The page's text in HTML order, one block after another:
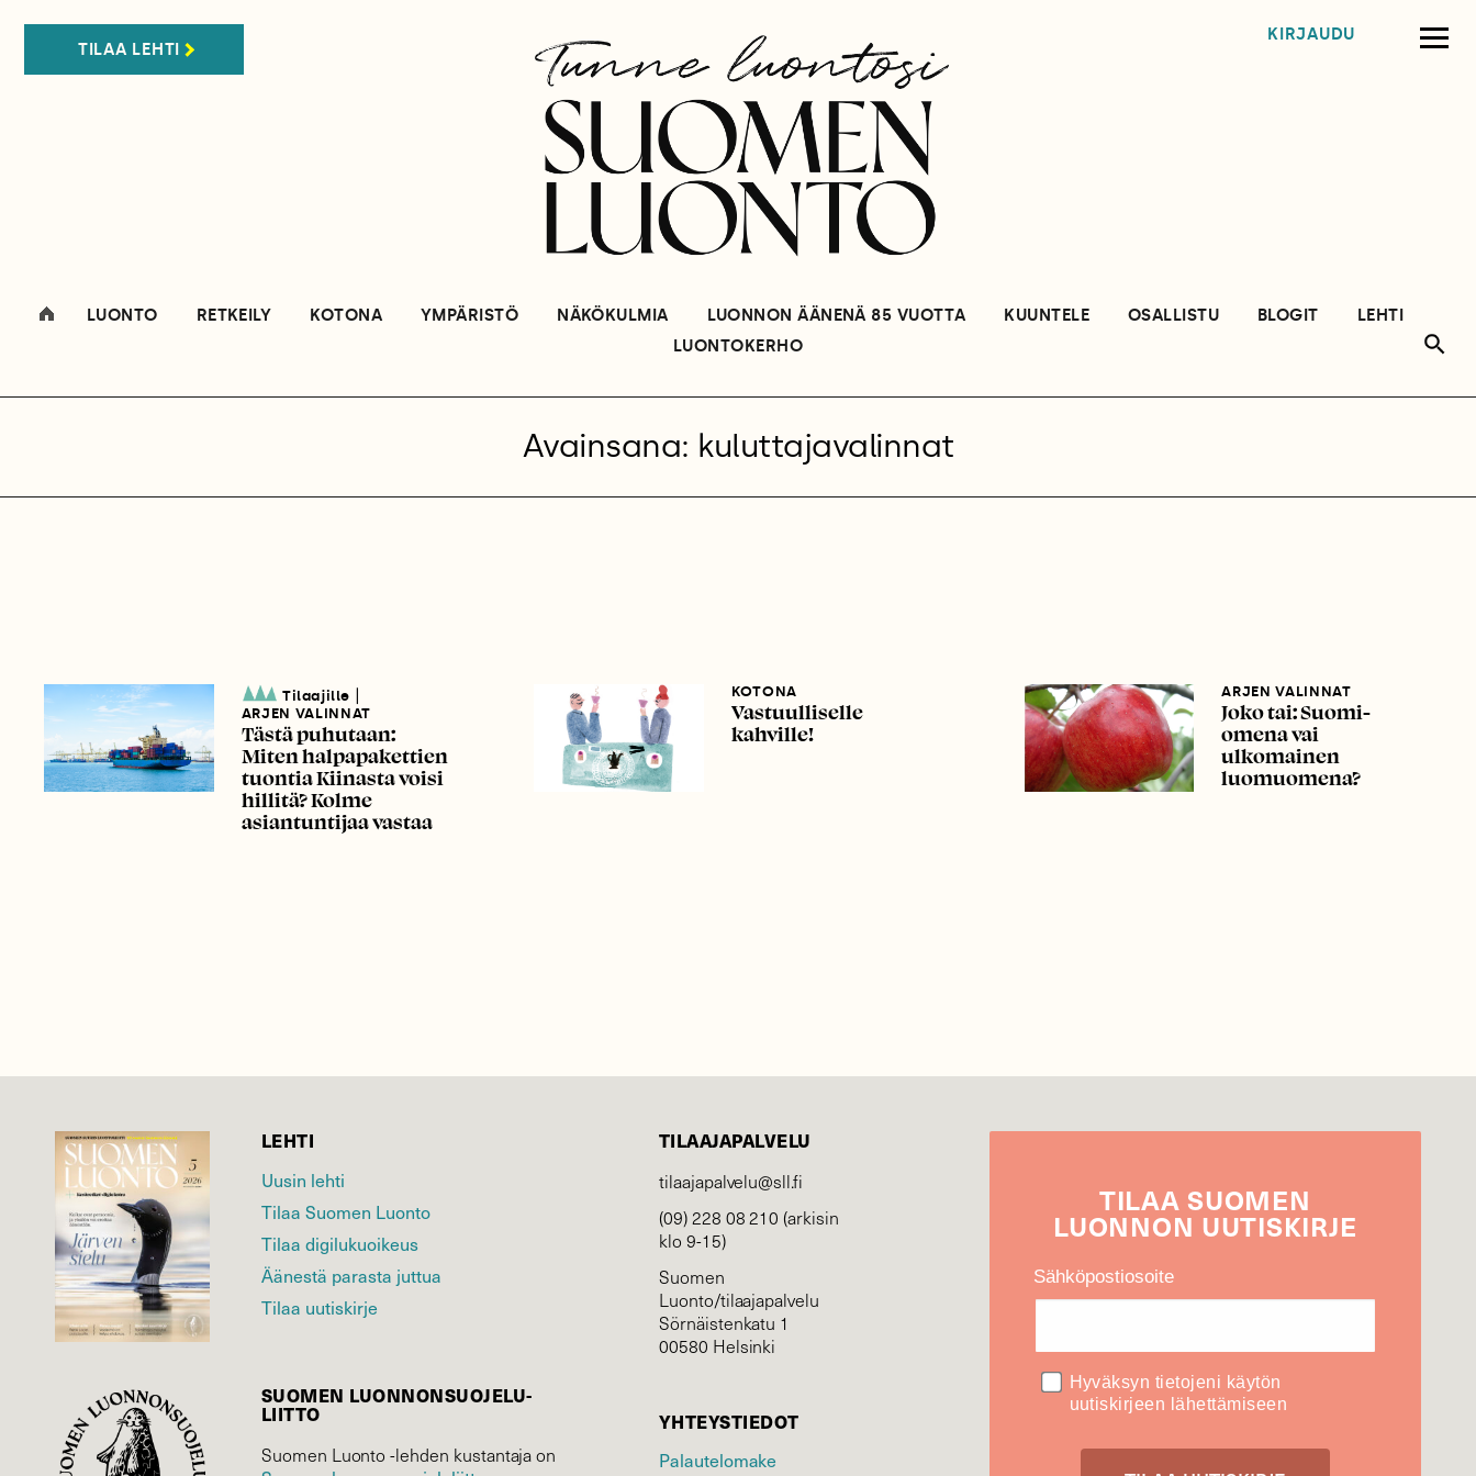
TILAA LEHTI
KIRJAUDU
LUONTO RETKEILY KOTONA YMPÄRISTÖ NÄKÖKULMIA LUONNON ÄÄNENÄ 85 VUOTTA KUUNTELE OSALLISTU BLOGIT
LEHTI
LUONTOKERHO
Avainsana: kuluttajavalinnat
Tilaajille
ARJEN VALINNAT
Tästä puhutaan:
Miten halpapakettien
tuontia Kiinasta voisi
hillitä? Kolme
asiantuntijaa vastaa
KOTONA
Vastuulliselle
kahville!
ARJEN VALINNAT
Joko tai: Suomi-
omena vai
ulkomainen
luomuomena?
LEHTI
Uusin lehti
Tilaa Suomen Luonto
Tilaa digilukuoikeus
Äänestä parasta juttua
Tilaa uutiskirje
SUOMEN LUONNON­SUOJELU­
LIITTO
Suomen Luonto -lehden kustantaja on
TILAAJAPALVELU
tilaajapalvelu@sll.fi
(09) 228 08 210 (arkisin
klo 9-15)
Suomen
Luonto/tilaajapalvelu
Sörnäistenkatu 1
00580 Helsinki
YHTEYSTIEDOT
Palautelomake
TILAASUOMEN
LUONNON UUTIS­KIRJE
Sähköpostiosoite
Hyväksyn tietojeni käytön
uutiskirjeen lähettämiseen